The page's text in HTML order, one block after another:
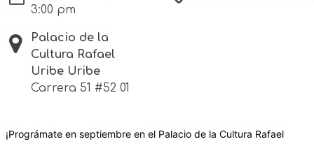
3:00 pm
Palacio de la
Cultura Rafael
Uribe Uribe
Carrera 51 #52 01
¡Prográmate en septiembre en el Palacio de la Cultura Rafael